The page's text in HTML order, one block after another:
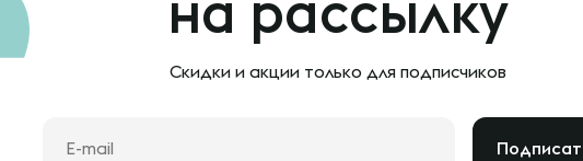
Скидки и акции только для подписчиков